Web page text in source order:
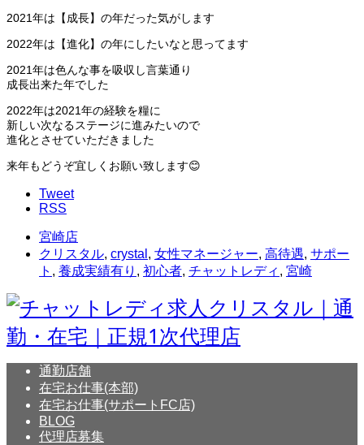
2021年は【成長】の年だった気がします
2022年は【進化】の年にしたいなと思ってます
2021年は色んな事を吸収し言葉通り
成長出来た年でした
2022年は2021年の経験を糧に
新しい次なるステージに進みたいので
進化とさせていただきました
来年もどうぞ宜しくお願い致します😊
Tweet
RSS
宮崎店
クリスタル, crystal , 女性マネージャー, 高待遇, サポー
ト , 養成実績有り , 初心者, チャットレディ , 宮崎
通勤店舗
在宅お仕事(本部)
在宅お仕事(サポートFC店)
BLOG
代理店募集